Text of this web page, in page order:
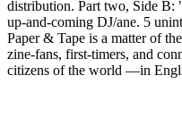
distribution. Part two, Side B:
up-and-coming DJ/ane. 5
Paper & Tape is a matter of
zine-fans, first-timers, and
citizens of the world —in